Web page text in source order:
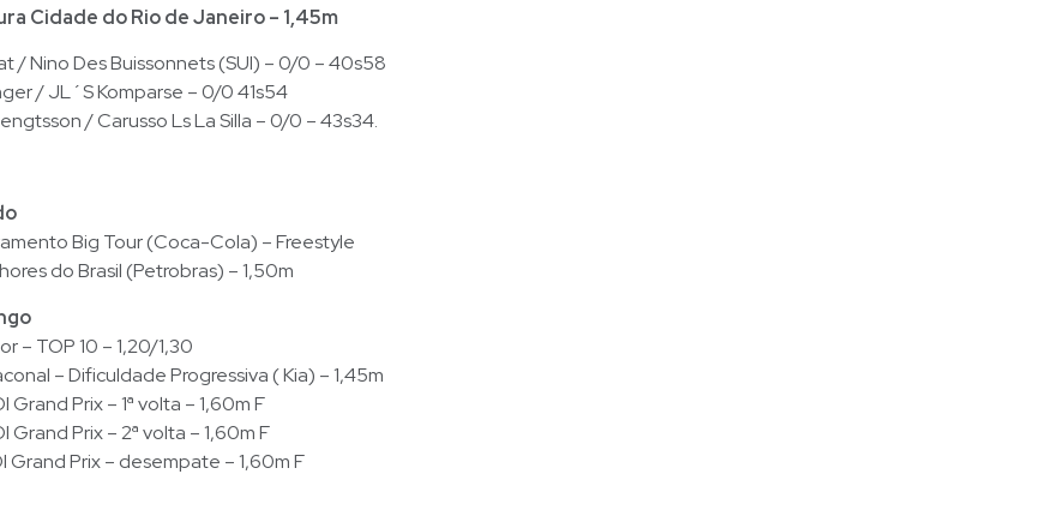
Cidade do Rio de Janeiro – 1,45m
/ Nino Des Buissonnets (SUI) – 0/0 – 40s58
/ JL´S Komparse – 0/0 41s54
/ Carusso Ls La Silla – 0/0 – 43s34.
Big Tour (Coca-Cola) – Freestyle
do Brasil (Petrobras) – 1,50m
– TOP 10 – 1,20/1,30
– Dificuldade Progressiva ( Kia) – 1,45m
Grand Prix – 1ª volta – 1,60m F
Grand Prix – 2ª volta – 1,60m F
Grand Prix – desempate – 1,60m F